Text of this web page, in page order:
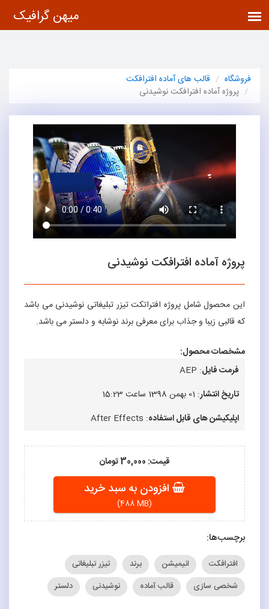
فروشگاه
قالب های آماده افترافکت
پروژه آماده افترافکت نوشیدنی
پروژه آماده افترافکت نوشیدنی
این محصول شامل پروژه افتراتکت تیزر تبلیغاتی نوشیدنی می باشد
که قالبی زیبا و جذاب برای معرفی برند نوشابه و دلستر می باشد.
مشخصات محصول:
فرمت فایل: AEP
تاریخ انتشار: 01 بهمن 1398 ساعت 15:23
اپلیکیشن های قابل استفاده: After Effects
قیمت: 30,000 تومان
افزودن به سبد خرید
(488 MB)
برچسب‌ها:
افترافکت انیمیشن برند
تیزر تبلیغاتی
شخصی سازی
قالب آماده نوشیدنی دلستر